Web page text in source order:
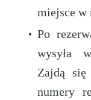
miejsce w
Po
wysyła
Zajdą
numery